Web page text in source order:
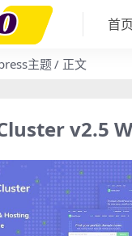
首页
主题 正文
v2.5